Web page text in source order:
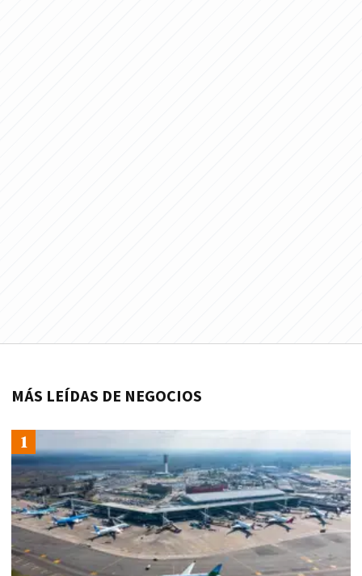
MÁS LEÍDAS DE NEGOCIOS